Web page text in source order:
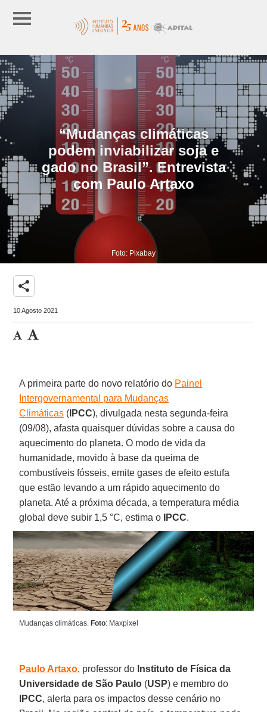
“Mudanças climáticas
podem inviabilizar soja e
gado no Brasil”. Entrevista
com Paulo Artaxo
Foto: Pixabay
share
10 Agosto 2021
A primeira parte do novo relatório do Painel
Intergovernamental para Mudanças
Climáticas ( IPCC), divulgada nesta segunda-feira
(09/08), afasta quaisquer dúvidas sobre a causa do
aquecimento do planeta. O modo de vida da
humanidade, movido à base da queima de
combustíveis fósseis, emite gases de efeito estufa
que estão levando a um rápido aquecimento do
planeta. Até a próxima década, a temperatura média
global deve subir 1,5 °C, estima o
IPCC.
Mudanças climáticas. Foto: Maxpixel
Paulo Artaxo, professor do Instituto de Física da
Universidade de São Paulo (USP) e membro do
IPCC, alerta para os impactos desse cenário no